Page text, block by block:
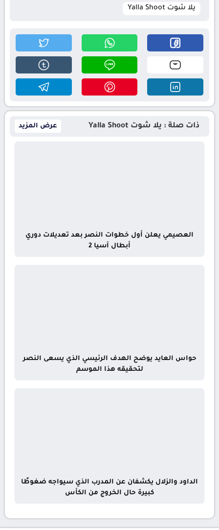
يلا شوت Yalla Shoot
ذات صلة : يلا شوت Yalla Shoot عرض المزيد
العصيمي يعلن أول خطوات النصر بعد تعديلات دوري
أبطال آسيا 2
حواس العايد يوضح الهدف الرئيسي الذي يسعى النصر
لتحقيقه هذا الموسم
الداود والزلال يكشفان عن المدرب الذي سيواجه ضغوطًا
كبيرة حال الخروج من الكأس